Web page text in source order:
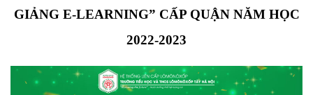
GIẢNG E-LEARNING” CẤP QUẬN NĂM HỌC
2022-2023